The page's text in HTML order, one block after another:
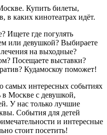
Купить билеты,
в каких кинотеатрах идёт.
Ищете где погулять
или девушкой? Выбираете
на выходные?
Посещаете выставки?
Кудамоскоу поможет!
самых интересных событиях
Москве с девушкой,
У нас только лучшие
События для детей
и интересные
стоит посетить!